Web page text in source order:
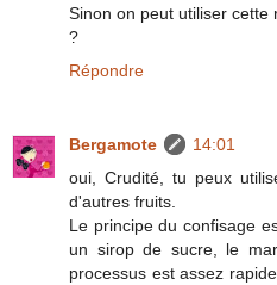
Sinon on peut utiliser
?
Répondre
Bergamote
14:01
oui, Crudité, tu peux
d'autres fruits.
Le principe du confisage
un sirop de sucre, le
processus est assez